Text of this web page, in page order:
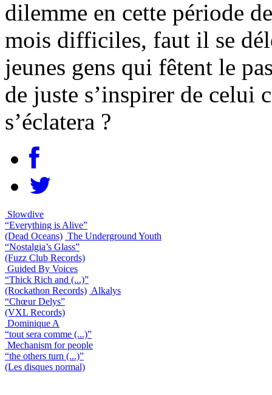
dilemme en cette période
mois difficiles, faut il se
jeunes gens qui fêtent le
de juste s’inspirer de celui
s’éclatera ?
Slowdive
“Everything is Alive”
(Dead Oceans) The Underground Youth
“Nostalgia’s Glass”
(Fuzz Club Records)
Guided By Voices
“Thick Rich and (...)”
(Rockathon Records) Alkalys
“Chœur Delys”
(VXL Records)
Dominique A
“tout sera comme (...)”
Mechanism for people
“the others turn (...)”
(Les disques normal)